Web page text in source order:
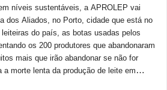
níveis sustentáveis, a APROLEP vai
dos Aliados, no Porto, cidade que está no
do país, as botas usadas pelos
os 200 produtores que abandonaram
mais que irão abandonar se não for
a morte lenta da produção de leite em